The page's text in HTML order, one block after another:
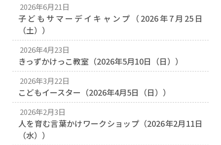
2026年6月21日
子どもサマーデイキャンプ（2026年7月25日
（土））
2026年4月23日
きっずかけっこ教室（2026年5月10日（日））
2026年3月22日
こどもイースター（2026年4月5日（日））
2026年2月3日
人を育む言葉かけワークショップ（2026年2月11日
（水））